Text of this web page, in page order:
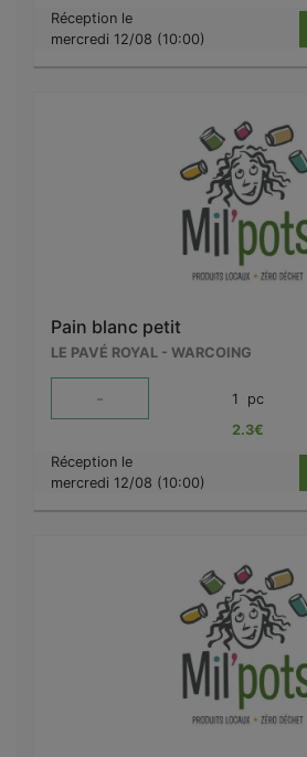
Réception le
mercredi 12/08 (10:00)
Pain blanc petit
LE PAVÉ ROYAL - WARCOING
- 1 pc
2.3€
Réception le
mercredi 12/08 (10:00)